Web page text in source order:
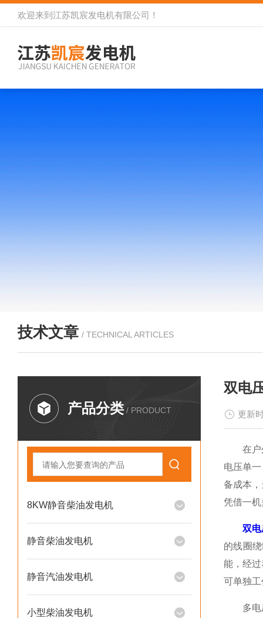
欢迎来到 江苏凯宸发电机有限公司 ！
技术文章 / TECHNICAL ARTICLES
产品分类 / PRODUCT
8KW静音柴油发电机
静音柴油发电机
静音汽油发电机
小型柴油发电机
双电
更新
在户外
电压单
备成本
凭借一
双
的线圈
能，经
可单独
多电压